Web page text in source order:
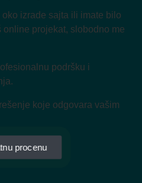
izrade sajta ili imate bilo
projekat, slobodno me
podršku i
koje odgovara vašim
procenu